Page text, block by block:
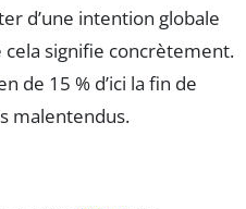
d’une intention globale
cela signifie concrètement.
de 15 % d’ici la fin de
malentendus.